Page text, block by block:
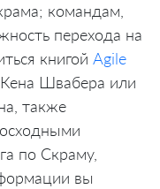
командам,
перехода на
книгой Agile
Кена Швабера или
также
по Скраму,
вы